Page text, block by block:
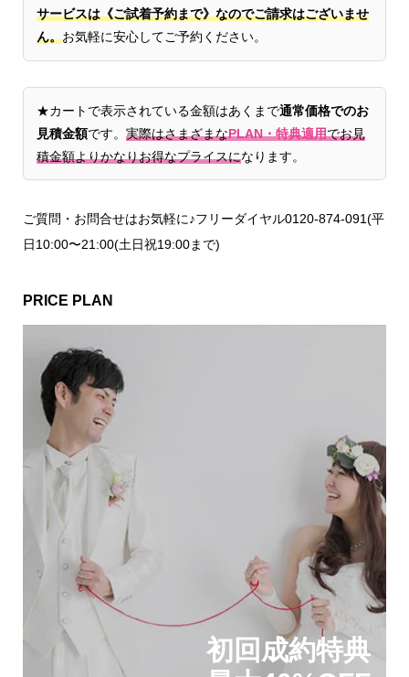
サービスは《ご試着予約まで》なのでご請求はございませ
ん。お気軽に安心してご予約ください。
★カートで表示されている金額はあくまで通常価格でのお
見積金額です。 実際はさまざまなPLAN・特典適用でお見
積金額よりかなりお得なプライスになります。
ご質問・お問合せはお気軽に♪フリーダイヤル0120-874-091(平
日10:00〜21:00(土日祝19:00まで)
PRICE PLAN
初回成約特典